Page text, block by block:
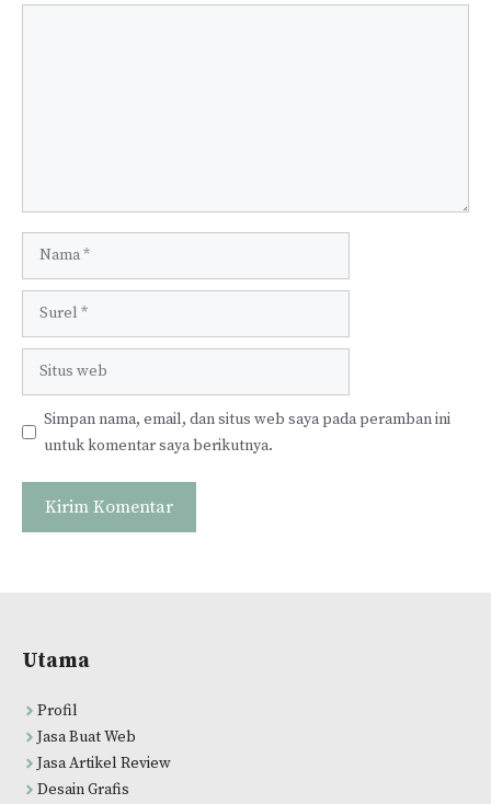
Nama
Surel
Situs
Simpan nama, email, dan situs web saya pada peramban ini
untuk komentar saya berikutnya.
Utama
Profil
Jasa Buat Web
Jasa Artikel Review
Desain Grafis